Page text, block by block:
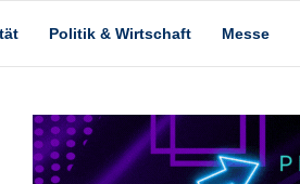
Politik & Wirtschaft Messe